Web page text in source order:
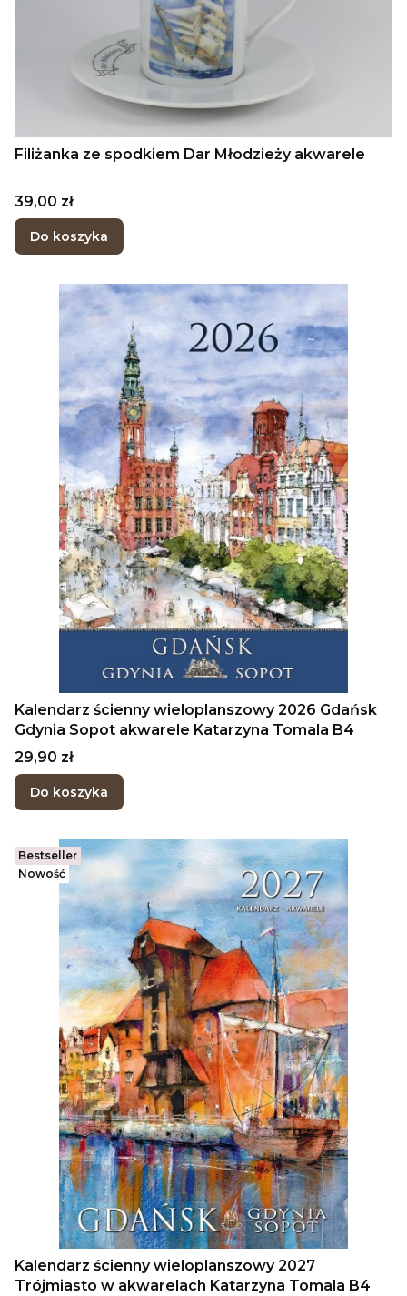
Filiżanka ze spodkiem Dar Młodzieży akwarele
Cena
39,00 zł
Do koszyka
Kalendarz ścienny wieloplanszowy 2026 Gdańsk
Gdynia Sopot akwarele Katarzyna Tomala B4
Cena
29,90 zł
Do koszyka
Bestseller
Nowość
Kalendarz ścienny wieloplanszowy 2027
Trójmiasto w akwarelach Katarzyna Tomala B4